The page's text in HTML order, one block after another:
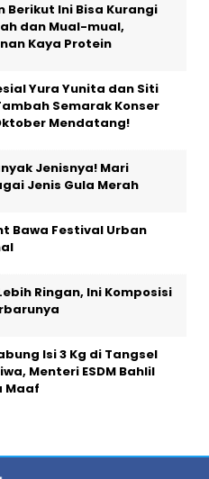
Berikut Ini Bisa Kurangi
dan Mual-mual,
Kaya Protein
Yura Yunita dan Siti
Semarak Konser
Mendatang!
Jenisnya! Mari
Jenis Gula Merah
Bawa Festival Urban
Ringan, Ini Komposisi
Isi 3 Kg di Tangsel
Menteri ESDM Bahlil
Maaf